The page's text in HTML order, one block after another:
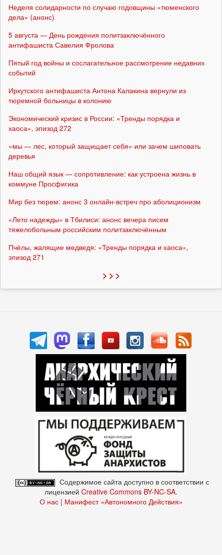
Неделя солидарности по случаю годовщины «тюменского
дела» (анонс)
5 августа — День рождения политзаключённого
антифашиста Савелия Фролова
Пятый год войны и сослагательное рассмотрение недавних
событий
Иркутского антифашиста Антона Калакина вернули из
тюремной больницы в колонию
Экономический кризис в России: «Тренды порядка и
хаоса», эпизод 272
«мы — лес, который защищает себя» или зачем шиповать
деревья
Наш общий язык — сопротивление: как устроена жизнь в
коммуне Просфигика
Мир без тюрем: анонс 3 онлайн-встреч про аболиционизм
«Лето надежды» в Тбилиси: анонс вечера писем
тяжелобольным российским политзаключённым
Пчёлы, жалящие медведя: «Тренды порядка и хаоса»,
эпизод 271
> > >
Содержимое сайта доступно в соответствии с
лицензией Creative Commons BY-NC-SA.
О нас| Манифест «Автономного Действия»